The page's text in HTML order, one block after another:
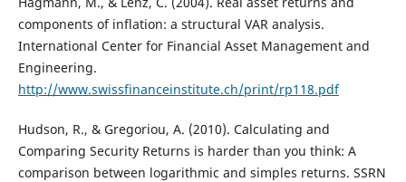
components of inflation: a structural VAR analysis.
International Center for Financial Asset Management and
Engineering.
http://www.swissfinanceinstitute.ch/print/rp118.pdf
Hudson, R., & Gregoriou, A. (2010). Calculating and
Comparing Security Returns is harder than you think: A
comparison between logarithmic and simples returns. SSRN